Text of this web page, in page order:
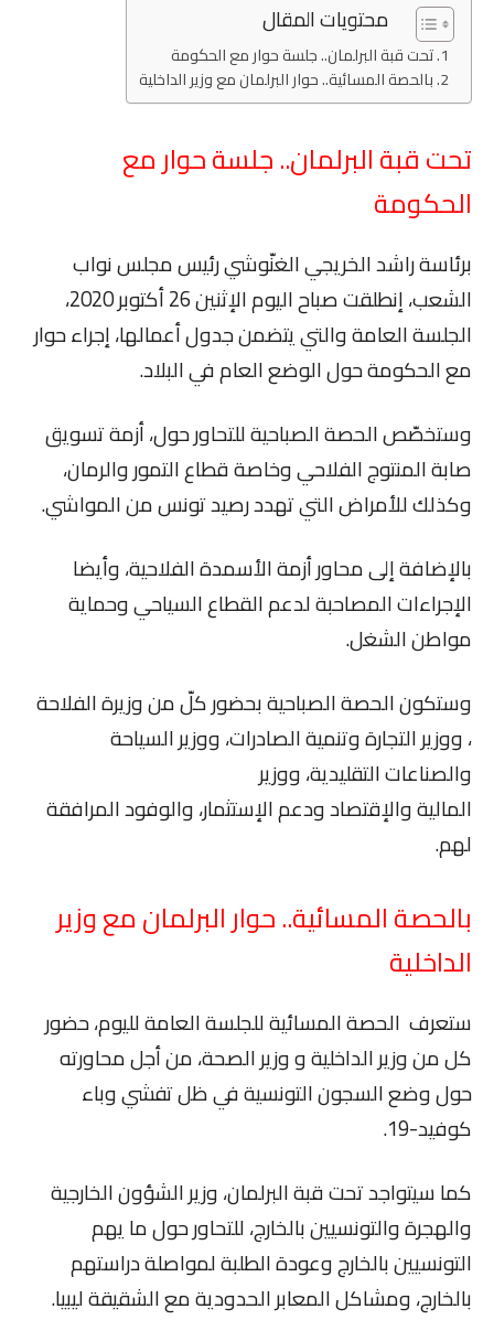
محتويات المقال
تحت قبة البرلمان.. جلسة حوار مع الحكومة
بالحصة المسائية.. حوار البرلمان مع وزير الداخلية
تحت قبة البرلمان.. جلسة حوار مع
الحكومة
برئاسة راشد الخريجي الغنّوشي رئيس مجلس نواب
الشعب، إنطلقت صباح اليوم الإثنين 26 أكتوبر 2020،
الجلسة العامة والتي يتضمن جدول أعمالها، إجراء حوار
مع الحكومة حول الوضع العام في البلاد.
وستخصّص الحصة الصباحية للتحاور حول، أزمة تسويق
صابة المنتوج الفلاحي وخاصة قطاع التمور والرمان،
وكذلك للأمراض التي تهدد رصيد تونس من المواشي.
بالإضافة إلى محاور أزمة الأسمدة الفلاحية، وأيضا
الإجراءات المصاحبة لدعم القطاع السياحي وحماية
مواطن الشغل.
وستكون الحصة الصباحية بحضور كلّ من وزيرة الفلاحة
، ووزير التجارة وتنمية الصادرات، ووزير السياحة
والصناعات التقليدية، ووزير
المالية والإقتصاد ودعم الإستثمار، والوفود المرافقة
لهم.
بالحصة المسائية.. حوار البرلمان مع وزير
الداخلية
ستعرف الحصة المسائية للجلسة العامة لليوم، حضور
كل من وزير الداخلية و وزير الصحة، من أجل محاورته
حول وضع السجون التونسية في ظل تفشي وباء
كوفيد-19.
كما سيتواجد تحت قبة البرلمان، وزير الشؤون الخارجية
والهجرة والتونسيين بالخارج، للتحاور حول ما يهم
التونسيين بالخارج وعودة الطلبة لمواصلة دراستهم
بالخارج، ومشاكل المعابر الحدودية مع الشقيقة ليبيا.